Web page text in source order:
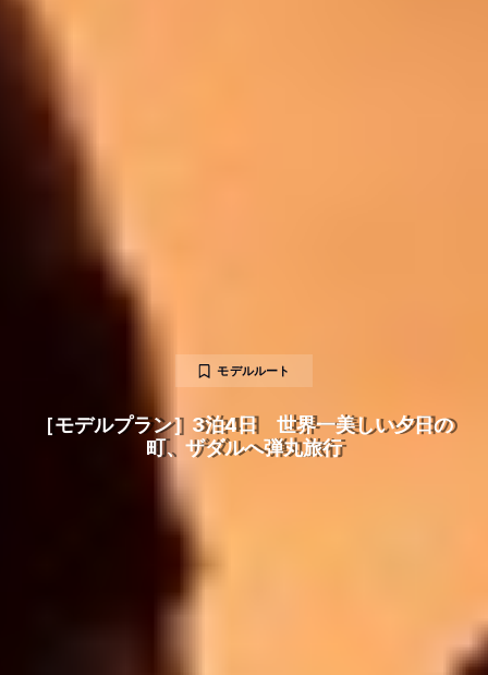
モデルルート
［モデルプラン］3泊4日 世界一美しい夕日の
町、ザダルへ弾丸旅行